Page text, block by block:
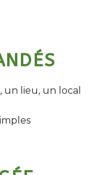
lieu, un local